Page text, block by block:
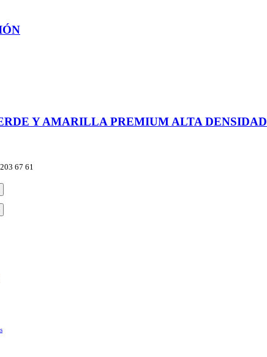
Y AMARILLA PREMIUM ALTA DENSIDAD
67 61